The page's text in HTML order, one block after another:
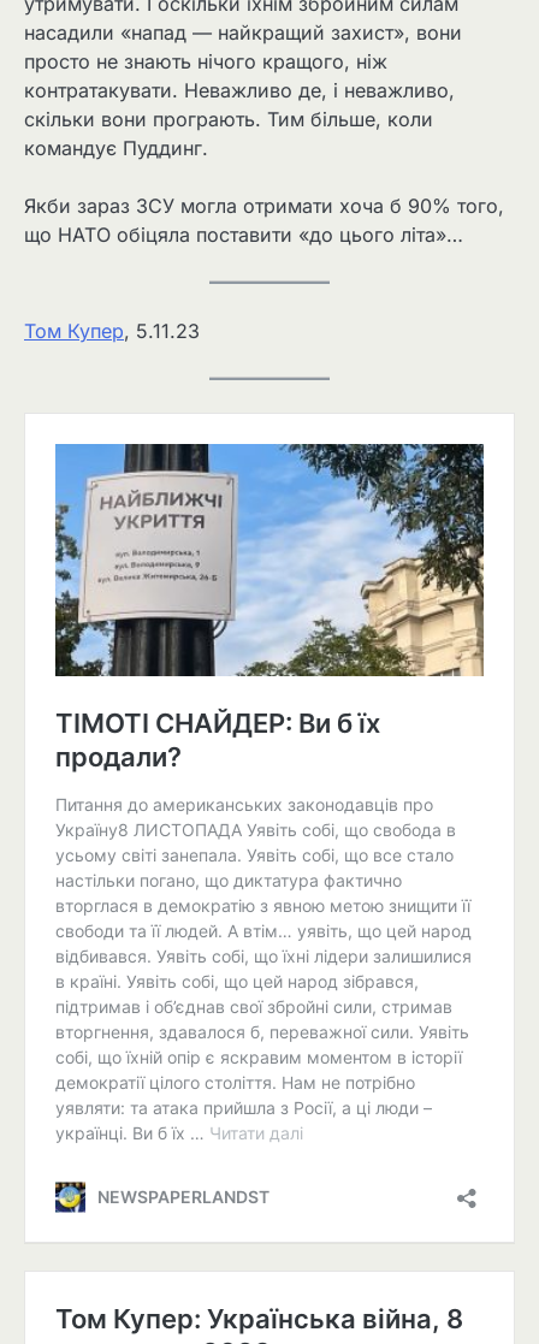
насадили «напад — найкращий захист», вони
просто не знають нічого кращого, ніж
контратакувати. Неважливо де, і неважливо,
скільки вони програють. Тим більше, коли
командує Пуддинг.
Якби зараз ЗСУ могла отримати хоча б 90% того,
що НАТО обіцяла поставити «до цього літа»…
Том Купер, 5.11.23